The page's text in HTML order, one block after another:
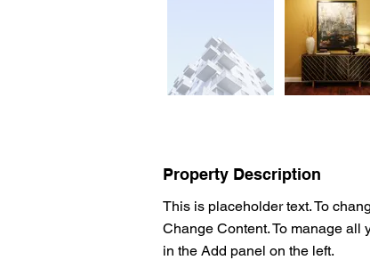
Property Description
This is placeholder text. To
Change Content. To manage all
in the Add panel on the left.